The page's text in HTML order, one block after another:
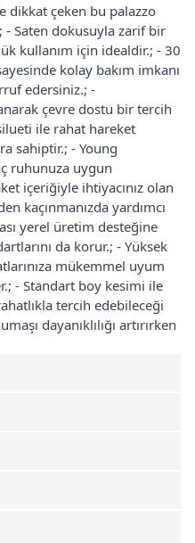
dikkat çeken bu palazzo
- Saten dokusuyla zarif bir
kullanım için idealdir.; - 30
kolay bakım imkanı
edersiniz.; -
çevre dostu bir tercih
ile rahat hareket
sahiptir.; - Young
ruhunuza uygun
içeriğiyle ihtiyacınız olan
kaçınmanızda yardımcı
yerel üretim desteğine
da korur.; - Yüksek
mükemmel uyum
- Standart boy kesimi ile
tercih edebileceği
dayanıklılığı artırırken